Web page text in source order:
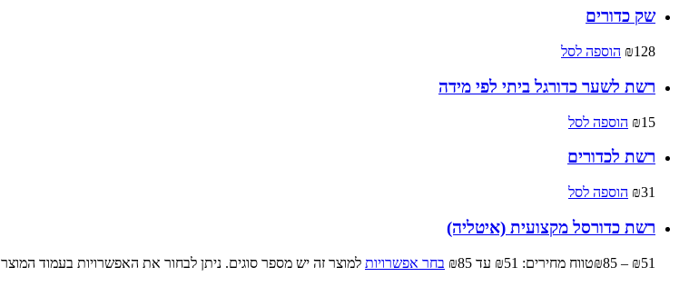
שק כדורים
₪128 הוספה לסל
רשת לשער כדורגל ביתי לפי מידה
₪15 הוספה לסל
רשת לכדורים
₪31 הוספה לסל
רשת כדורסל מקצועית (איטליה)
₪51
–
₪85 טווח מחירים: ⁦₪51⁩ עד ⁦₪85⁩ בחר אפשרויות למוצר זה יש מספר סוגים. ניתן לבחור את האפשרויות בעמוד המוצר